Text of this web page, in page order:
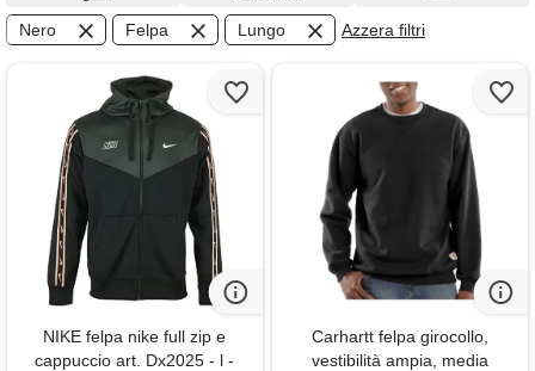
Nero Felpa Lungo Azzera filtri
NIKE felpa nike full zip e
cappuccio art. Dx2025 - l -
Carhartt felpa girocollo,
vestibilità ampia, media